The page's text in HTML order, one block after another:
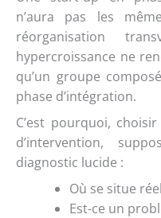
n’aura pas les
réorganisation
hypercroissance ne
qu’un groupe
phase d’intégration.
C’est pourquoi,
d’intervention,
diagnostic lucide :
Où se situe
Est-ce un